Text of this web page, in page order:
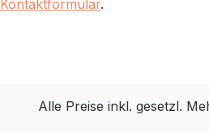
Kontaktformular.
Alle Preise inkl. gesetzl.